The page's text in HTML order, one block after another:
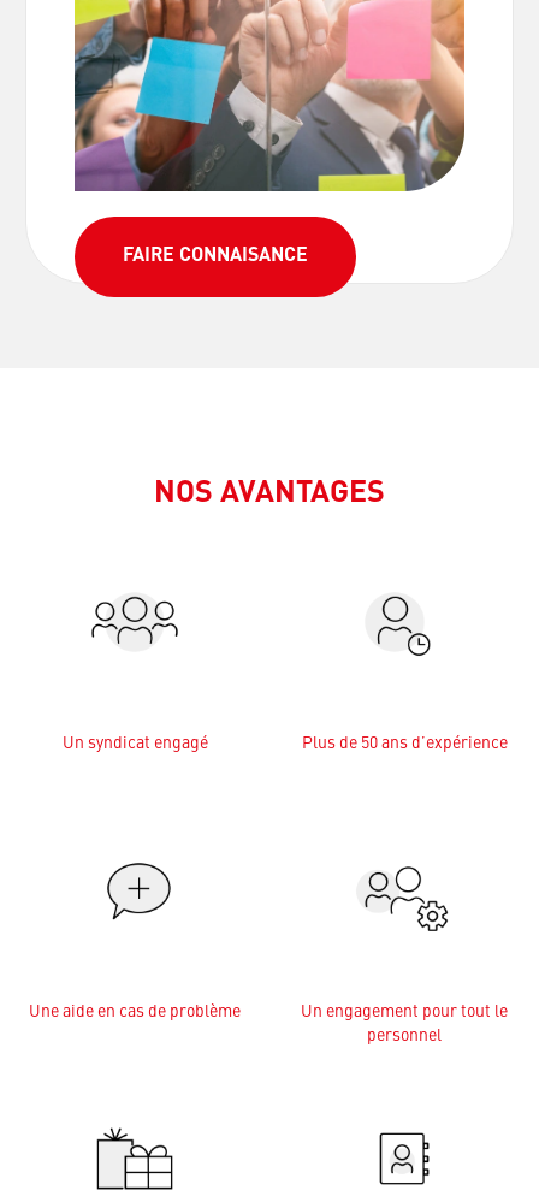
FAIRE CONNAISANCE
NOS AVANTAGES
Un syndicat engagé Plus de 50 ans d’expérience
Une aide en cas de problème
Un engagement pour tout le
personnel